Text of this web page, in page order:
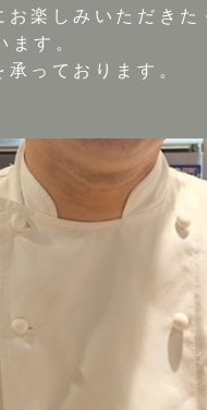
楽しみいただきた
ます。
っております。